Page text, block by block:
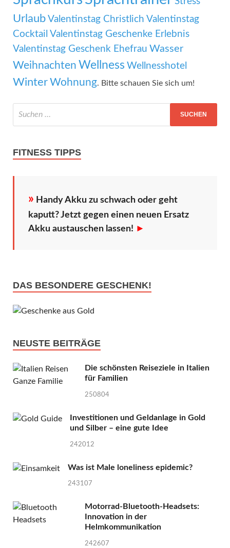
Urlaub Valentinstag Christlich Valentinstag
Cocktail Valentinstag Geschenke Erlebnis
Valentinstag Geschenk Ehefrau Wasser
Weihnachten Wellness Wellnesshotel
WinterWohnung. Bitte schauen Sie sich um!
FITNESS TIPPS
» Handy Akku zu schwach oder geht
kaputt? Jetzt gegen einen neuen Ersatz
Akku austauschen lassen! ►
DAS BESONDERE GESCHENK!
NEUSTE BEITRÄGE
Die schönsten Reiseziele in Italien
für Familien
250804
Investitionen und Geldanlage in Gold
und Silber – eine gute Idee
242012
Was ist Male loneliness epidemic?
243107
Motorrad-Bluetooth-Headsets:
Innovation in der
Helmkommunikation
242607